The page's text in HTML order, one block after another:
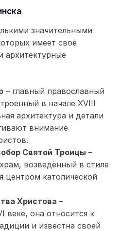
значительными
имеет своё
архитектурные
– главный православный
в начале XVIII
архитектура и детали
внимание
Святой Троицы –
возведённый в стиле
центром католической
Христова –
веке, она относится к
и известна своей